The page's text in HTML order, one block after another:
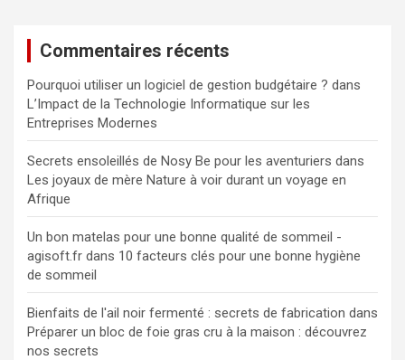
Commentaires récents
Pourquoi utiliser un logiciel de gestion budgétaire ? dans
L’Impact de la Technologie Informatique sur les
Entreprises Modernes
Secrets ensoleillés de Nosy Be pour les aventuriers dans
Les joyaux de mère Nature à voir durant un voyage en
Afrique
Un bon matelas pour une bonne qualité de sommeil -
agisoft.fr dans 10 facteurs clés pour une bonne hygiène
de sommeil
Bienfaits de l'ail noir fermenté : secrets de fabrication dans
Préparer un bloc de foie gras cru à la maison : découvrez
nos secrets